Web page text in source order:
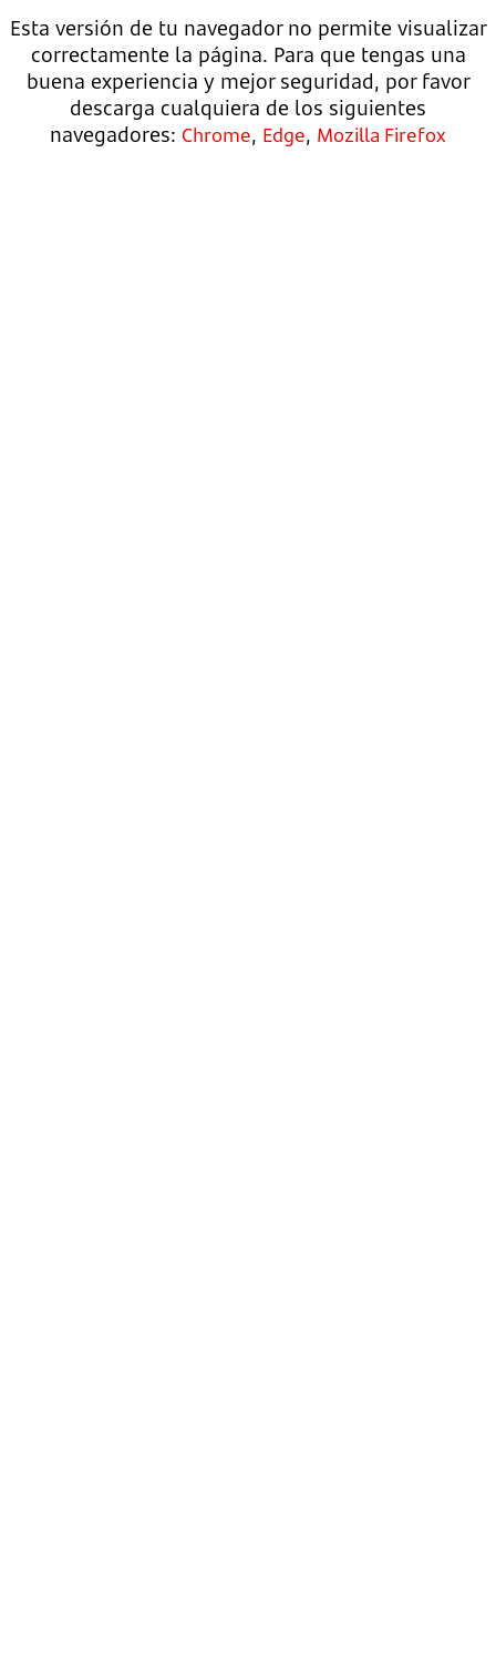
Esta versión de tu navegador no permite visualizar
correctamente la página. Para que tengas una
buena experiencia y mejor seguridad, por favor
descarga cualquiera de los siguientes
navegadores: Chrome, Edge, Mozilla Firefox